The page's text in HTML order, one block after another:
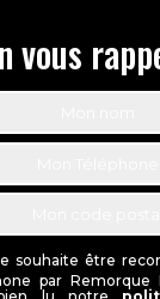
vous
souhaite être
par Remorque